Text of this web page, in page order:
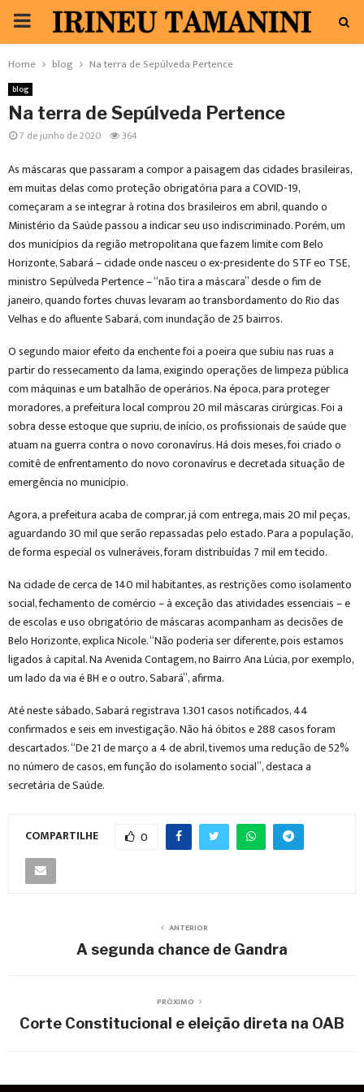
PRIMARY
MENU
Home blog Na terra de Sepúlveda Pertence
blog
Na terra de Sepúlveda Pertence
7 de junho de 2020 364
As máscaras que passaram a compor a paisagem das cidades brasileiras,
em muitas delas como proteção obrigatória para a COVID-19,
começaram a se integrar à rotina dos brasileiros em abril, quando o
Ministério da Saúde passou a indicar seu uso indiscriminado. Porém, um
dos municípios da região metropolitana que fazem limite com Belo
Horizonte, Sabará – cidade onde nasceu o ex-presidente do STF eo TSE,
ministro Sepúlveda Pertence – “não tira a máscara” desde o fim de
janeiro, quando fortes chuvas levaram ao transbordamento do Rio das
Velhas e do afluente Sabará, com inundação de 25 bairros.
O segundo maior efeito da enchente foi a poeira que subiu nas ruas a
partir do ressecamento da lama, exigindo operações de limpeza pública
com máquinas e um batalhão de operários. Na época, para proteger
moradores, a prefeitura local comprou 20 mil máscaras cirúrgicas. Foi a
sobra desse estoque que supriu, de início, os profissionais de saúde que
atuam na guerra contra o novo coronavírus. Há dois meses, foi criado o
comitê de enfrentamento do novo coronavírus e decretada situação de
emergência no município.
Agora, a prefeitura acaba de comprar, já com entrega, mais 20 mil peças,
aguardando 30 mil que serão repassadas pelo estado. Para a população,
de forma especial os vulneráveis, foram distribuídas 7 mil em tecido.
Na cidade de cerca de 140 mil habitantes, as restrições como isolamento
social, fechamento de comércio – à exceção das atividades essenciais – e
de escolas e uso obrigatório de máscaras acompanham as decisões de
Belo Horizonte, explica Nicole. “Não poderia ser diferente, pois estamos
ligados à capital. Na Avenida Contagem, no Bairro Ana Lúcia, por exemplo,
um lado da via é BH e o outro, Sabará”, afirma.
Até neste sábado, Sabará registrava 1.301 casos notificados, 44
confirmados e seis em investigação. Não há óbitos e 288 casos foram
descartados. “De 21 de março a 4 de abril, tivemos uma redução de 52%
no número de casos, em função do isolamento social”, destaca a
secretária de Saúde.
COMPARTILHE 0
ANTERIOR
A segunda chance de Gandra
PRÓXIMO
Corte Constitucional e eleição direta na OAB